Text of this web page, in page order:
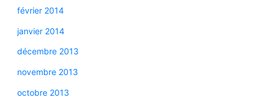
février 2014
janvier 2014
décembre 2013
novembre 2013
octobre 2013